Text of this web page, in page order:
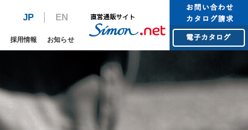
採用情報 お知らせ
JP EN